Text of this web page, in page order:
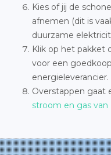
Kies of jij de
afnemen (dit is
duurzame
Klik op het pakket
voor een
energieleverancier.
Overstappen gaat
stroom en gas van